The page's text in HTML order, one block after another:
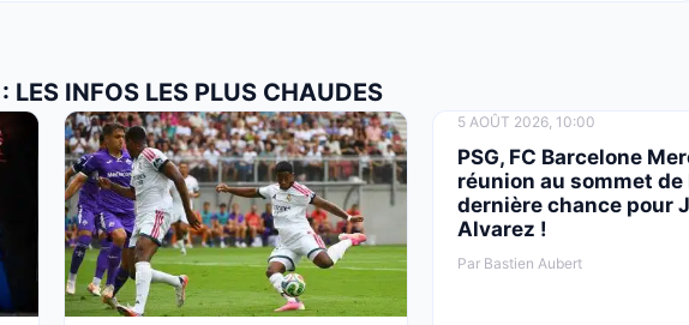
LES INFOS LES PLUS CHAUDES
5 AOÛT 2026, 10:00
PSG, FC Barcelone
réunion au sommet de
dernière chance pour
Alvarez !
Par Bastien Aubert